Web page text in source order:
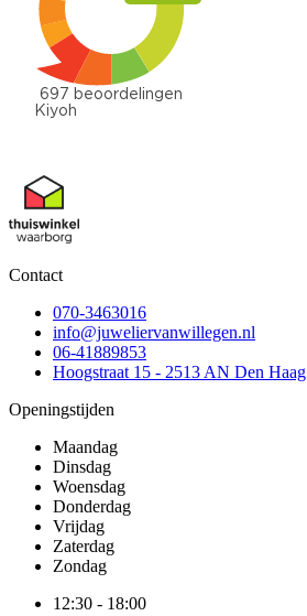
Contact
070-3463016
info@juweliervanwillegen.nl
06-41889853
Hoogstraat 15 - 2513 AN Den Haag
Openingstijden
Maandag
Dinsdag
Woensdag
Donderdag
Vrijdag
Zaterdag
Zondag
12:30 - 18:00